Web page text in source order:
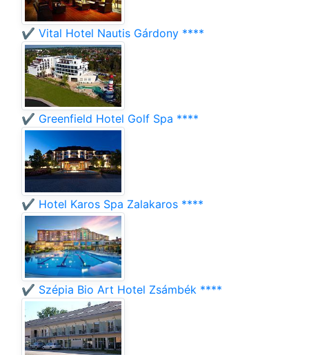
✔️ Vital Hotel Nautis Gárdony ****
✔️ Greenfield Hotel Golf Spa ****
✔️ Hotel Karos Spa Zalakaros ****
✔️ Szépia Bio Art Hotel Zsámbék ****